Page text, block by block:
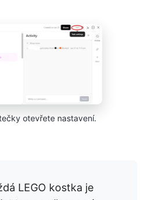
otevřete nastavení.
LEGO kostka je